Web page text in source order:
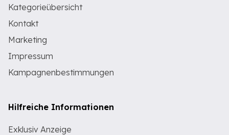
Kategorieübersicht
Kontakt
Marketing
Impressum
Kampagnenbestimmungen
Hilfreiche Informationen
Exklusiv Anzeige